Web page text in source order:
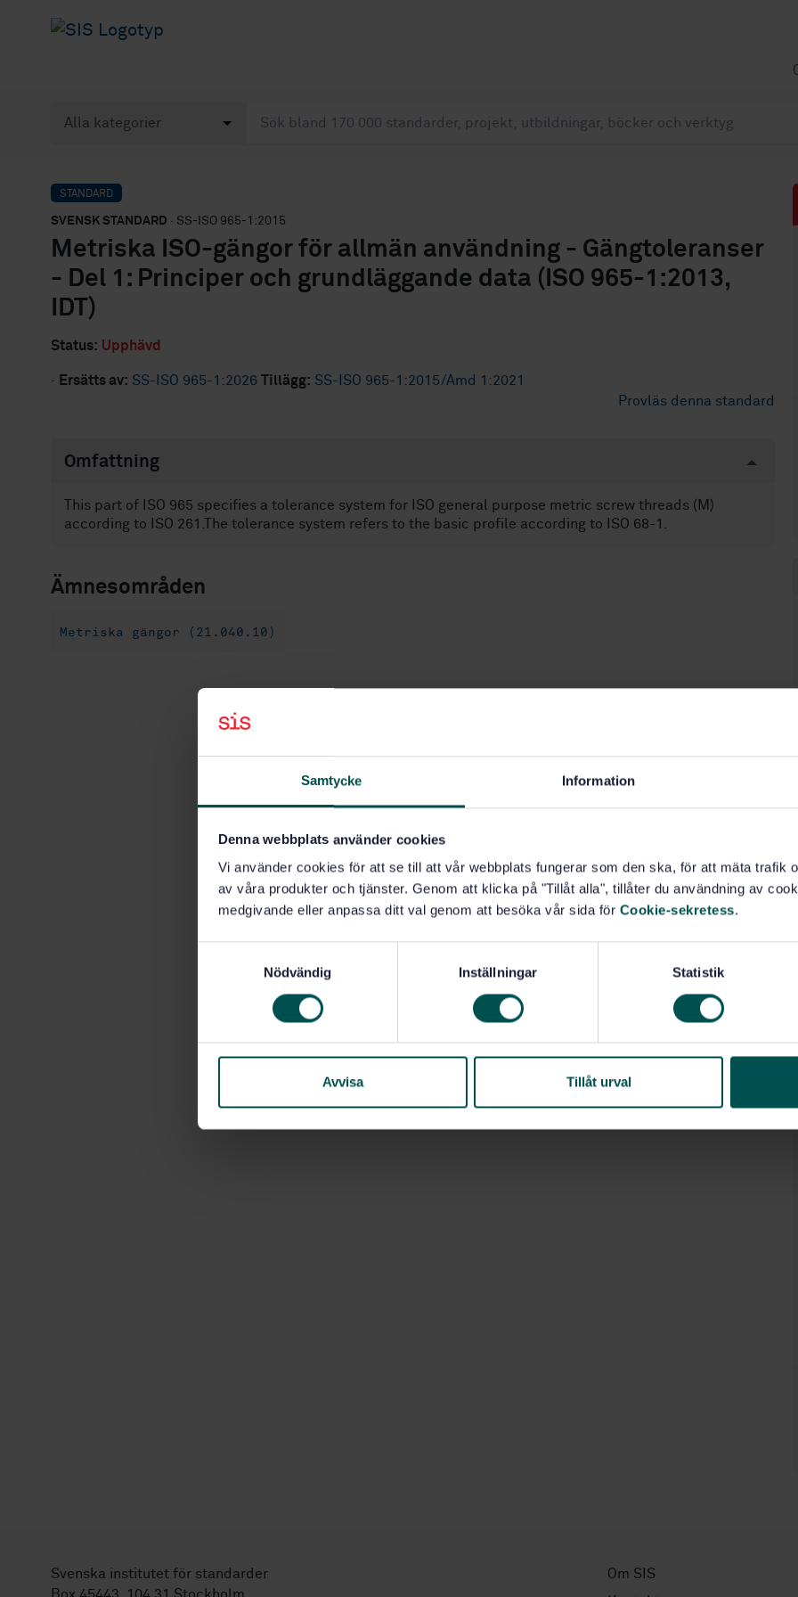
Samtycke Information
Denna webbplats använder cookies
Vi använder cookies för att se till att vår webbplats fungerar som den ska, för att mäta trafik
av våra produkter och tjänster. Genom att klicka på "Tillåt alla", tillåter du användning av
medgivande eller anpassa ditt val genom att besöka vår sida för Cookie-sekretess.
s
Nödvändig Inställningar Statistik
Avvisa Tillåt urval
STANDARD
SVENSK STANDARD · SS-ISO 965-1:2015
Metriska ISO-gängor för allmän användning - Gängtoleranser
- Del 1: Principer och grundläggande data (ISO 965-1:2013,
IDT)
Status: Upphävd
· Ersätts av: SS-ISO 965-1:2026 Tillägg: SS-ISO 965-1:2015/Amd 1:2021
Provläs denna standard
Omfattning
This part of ISO 965 specifies a tolerance system for ISO general purpose metric screw threads (M)
according to ISO 261.The tolerance system refers to the basic profile according to ISO 68-1.
Ämnesområden
Metriska gängor (21.040.10)
Svenska institutet för standarder
Box 45443, 104 31 Stockholm
Om SIS